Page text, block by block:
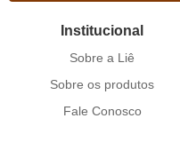
Institucional
Sobre a Liê
Sobre os produtos
Fale Conosco